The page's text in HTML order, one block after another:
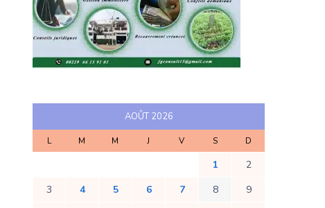
AOÛT 2026
L M M J V S D
1
2
3
4 5 6 7 8 9